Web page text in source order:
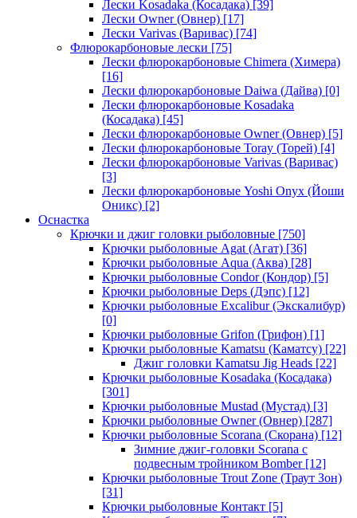
Лески Kosadaka (Косадака) [39]
Лески Owner (Овнер) [17]
Лески Varivas (Варивас) [74]
Флюрокарбоновые лески [75]
Лески флюрокарбоновые Chimera (Химера)
[16]
Лески флюрокарбоновые Daiwa (Дайва) [0]
Лески флюрокарбоновые Kosadaka
(Косадака) [45]
Лески флюрокарбоновые Owner (Овнер) [5]
Лески флюрокарбоновые Toray (Торей) [4]
Лески флюрокарбоновые Varivas (Варивас)
[3]
Лески флюрокарбоновые Yoshi Onyx (Йоши
Оникс) [2]
Оснастка
Крючки и джиг головки рыболовные [750]
Крючки рыболовные Agat (Агат) [36]
Крючки рыболовные Aqua (Аква) [28]
Крючки рыболовные Condor (Кондор) [5]
Крючки рыболовные Deps (Дэпс) [12]
Крючки рыболовные Excalibur (Экскалибур)
[0]
Крючки рыболовные Grifon (Грифон) [1]
Крючки рыболовные Kamatsu (Каматсу) [22]
Джиг головки Kamatsu Jig Heads [22]
Крючки рыболовные Kosadaka (Косадака)
[301]
Крючки рыболовные Mustad (Мустад) [3]
Крючки рыболовные Owner (Овнер) [287]
Крючки рыболовные Scorana (Скорана) [12]
Зимние джиг-головки Scorana с
подвесным тройником Bomber[12]
Крючки рыболовные Trout Zone (Траут Зон)
[31]
Крючки рыболовные Контакт [5]